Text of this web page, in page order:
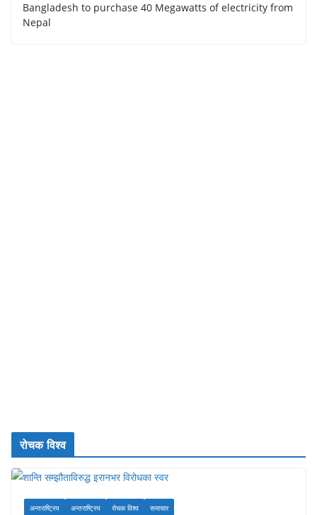
Bangladesh to purchase 40 Megawatts of electricity from
Nepal
रोचक विश्व
अन्तराष्ट्रिय अन्तराष्ट्रिय रोचक विश्व समाचार